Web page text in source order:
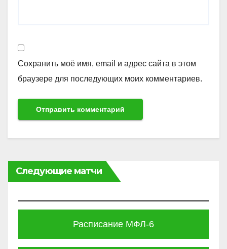
Сохранить моё имя, email и адрес сайта в этом
браузере для последующих моих комментариев.
Следующие матчи
Расписание МФЛ-6